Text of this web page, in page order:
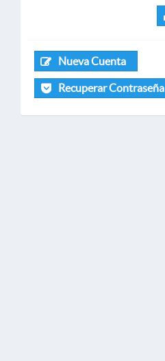
Nueva Cuenta
Recuperar Contraseña